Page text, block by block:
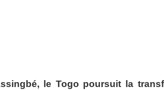
le Togo poursuit la